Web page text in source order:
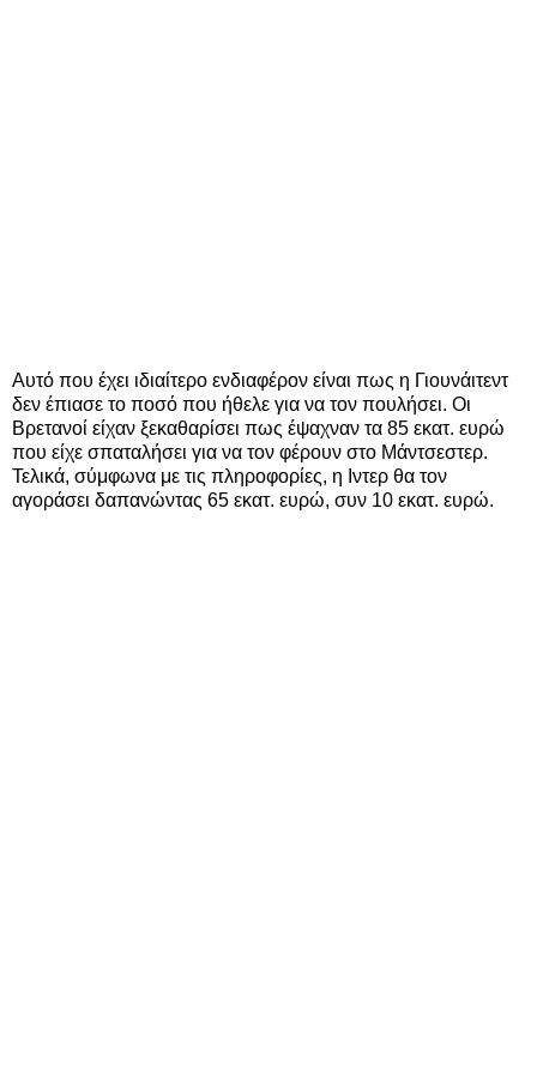
Αυτό που έχει ιδιαίτερο ενδιαφέρον είναι πως η Γιουνάιτεντ
δεν έπιασε το ποσό που ήθελε για να τον πουλήσει. Οι
Βρετανοί είχαν ξεκαθαρίσει πως έψαχναν τα 85 εκατ. ευρώ
που είχε σπαταλήσει για να τον φέρουν στο Μάντσεστερ.
Τελικά, σύμφωνα με τις πληροφορίες, η Ιντερ θα τον
αγοράσει δαπανώντας 65 εκατ. ευρώ, συν 10 εκατ. ευρώ.